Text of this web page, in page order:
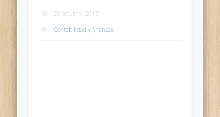
20 octubre, 2017
Contabilidad y finanzas